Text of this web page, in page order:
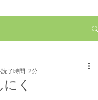
く
読了時間: 2分